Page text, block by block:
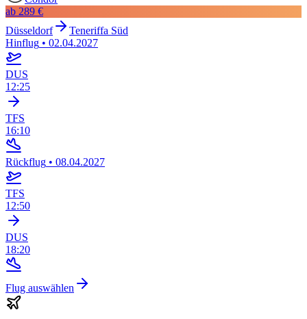
ab 289 €
Düsseldorf
Teneriffa Süd
Hinflug • 02.04.2027
DUS
12:25
TFS
16:10
Rückflug • 08.04.2027
TFS
12:50
DUS
18:20
Flug auswählen